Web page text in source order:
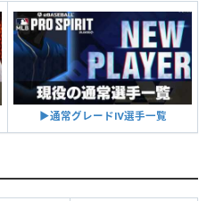
▶︎通常グレードⅣ選手一覧